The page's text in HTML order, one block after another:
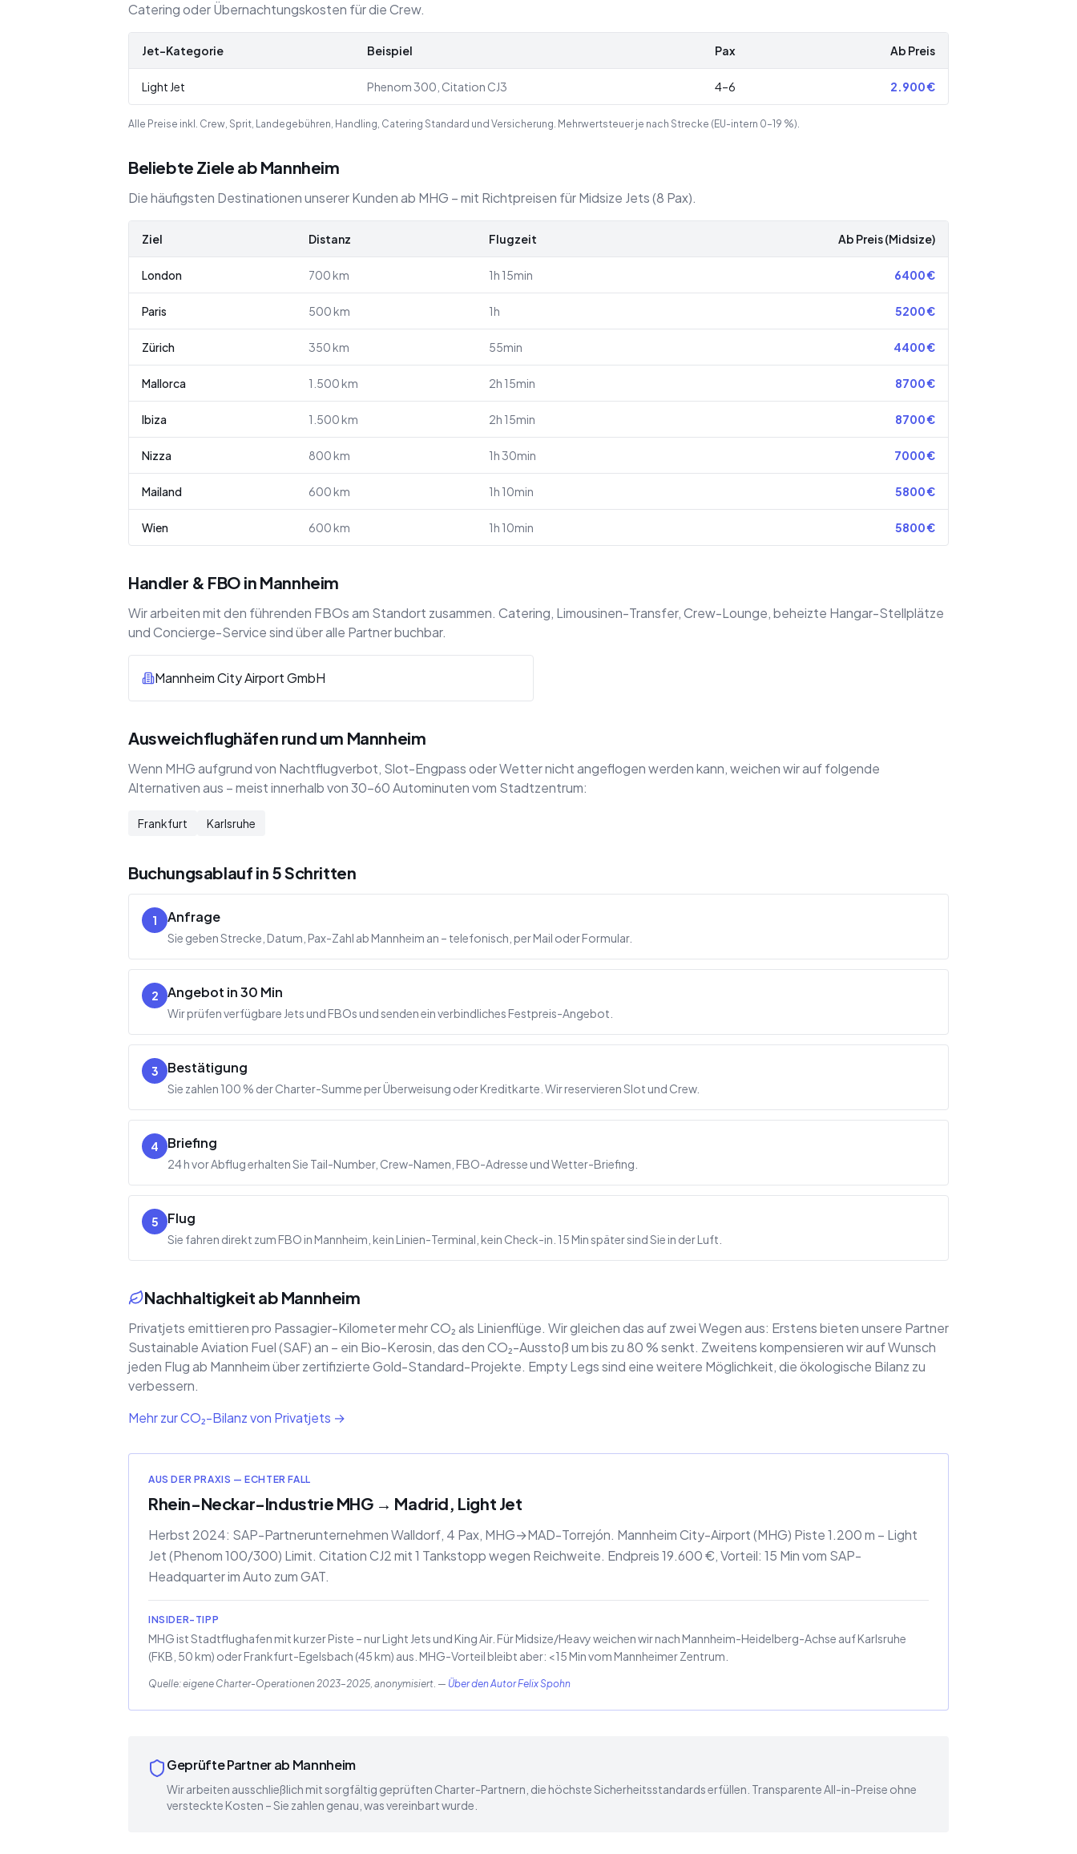
Catering oder Übernachtungskosten für die Crew.
Jet-Kategorie Beispiel Pax Ab Preis
Light Jet Phenom 300, Citation CJ3 4–6 2.900€
Alle Preise inkl. Crew, Sprit, Landegebühren, Handling, Catering Standard und Versicherung. Mehrwertsteuer je nach Strecke (EU-intern 0–19 %).
Beliebte Ziele ab Mannheim
Die häufigsten Destinationen unserer Kunden ab MHG – mit Richtpreisen für Midsize Jets (8 Pax).
Ziel Distanz Flugzeit Ab Preis (Midsize)
London 700 km 1h 15min 6400€
Paris 500 km 1h 5200€
Zürich 350 km 55min 4400€
Mallorca 1.500 km 2h 15min 8700€
Ibiza 1.500 km 2h 15min 8700€
Nizza 800 km 1h 30min 7000€
Mailand 600 km 1h 10min 5800€
Wien 600 km 1h 10min 5800€
Handler & FBO in Mannheim
Wir arbeiten mit den führenden FBOs am Standort zusammen. Catering, Limousinen-Transfer, Crew-Lounge, beheizte Hangar-Stellplätze
und Concierge-Service sind über alle Partner buchbar.
Mannheim City Airport GmbH
Ausweichflughäfen rund um Mannheim
Wenn MHG aufgrund von Nachtflugverbot, Slot-Engpass oder Wetter nicht angeflogen werden kann, weichen wir auf folgende
Alternativen aus – meist innerhalb von 30–60 Autominuten vom Stadtzentrum:
Frankfurt Karlsruhe
Buchungsablauf in 5 Schritten
1 Anfrage
Sie geben Strecke, Datum, Pax-Zahl ab Mannheim an – telefonisch, per Mail oder Formular.
2 Angebot in 30 Min
Wir prüfen verfügbare Jets und FBOs und senden ein verbindliches Festpreis-Angebot.
3 Bestätigung
Sie zahlen 100 % der Charter-Summe per Überweisung oder Kreditkarte. Wir reservieren Slot und Crew.
4 Briefing
24 h vor Abflug erhalten Sie Tail-Number, Crew-Namen, FBO-Adresse und Wetter-Briefing.
5 Flug
Sie fahren direkt zum FBO in Mannheim, kein Linien-Terminal, kein Check-in. 15 Min später sind Sie in der Luft.
Nachhaltigkeit ab Mannheim
Privatjets emittieren pro Passagier-Kilometer mehr CO₂ als Linienflüge. Wir gleichen das auf zwei Wegen aus: Erstens bieten unsere Partner
Sustainable Aviation Fuel (SAF) an – ein Bio-Kerosin, das den CO₂-Ausstoß um bis zu 80 % senkt. Zweitens kompensieren wir auf Wunsch
jeden Flug ab Mannheim über zertifizierte Gold-Standard-Projekte. Empty Legs sind eine weitere Möglichkeit, die ökologische Bilanz zu
verbessern.
Mehr zur CO₂-Bilanz von Privatjets →
AUS DER PRAXIS — ECHTER FALL
Rhein-Neckar-Industrie MHG → Madrid, Light Jet
Herbst 2024: SAP-Partnerunternehmen Walldorf, 4 Pax, MHG→MAD-Torrejón. Mannheim City-Airport (MHG) Piste 1.200 m – Light
Jet (Phenom 100/300) Limit. Citation CJ2 mit 1 Tankstopp wegen Reichweite. Endpreis 19.600 €, Vorteil: 15 Min vom SAP-
Headquarter im Auto zum GAT.
INSIDER-TIPP
MHG ist Stadtflughafen mit kurzer Piste – nur Light Jets und King Air. Für Midsize/Heavy weichen wir nach Mannheim-Heidelberg-Achse auf Karlsruhe
(FKB, 50 km) oder Frankfurt-Egelsbach (45 km) aus. MHG-Vorteil bleibt aber: <15 Min vom Mannheimer Zentrum.
Quelle: eigene Charter-Operationen 2023–2025, anonymisiert. — Über den Autor Felix Spohn
Geprüfte Partner ab Mannheim
Wir arbeiten ausschließlich mit sorgfältig geprüften Charter-Partnern, die höchste Sicherheitsstandards erfüllen. Transparente All-in-Preise ohne
versteckte Kosten – Sie zahlen genau, was vereinbart wurde.